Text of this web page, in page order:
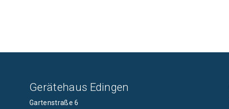
Gerätehaus Edingen
Gartenstraße 6